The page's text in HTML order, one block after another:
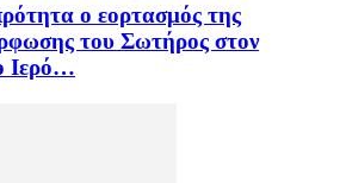
ο εορτασμός της
του Σωτήρος στον
Ιερό…